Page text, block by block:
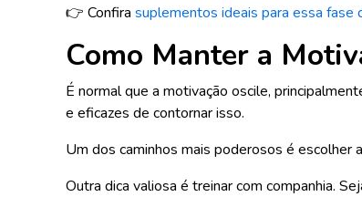
👉 Confira suplementos ideais para essa fase
Como Manter a
É normal que a motivação oscile,
e eficazes de contornar isso.
Um dos caminhos mais poderosos é escolher
Outra dica valiosa é treinar com companhia.